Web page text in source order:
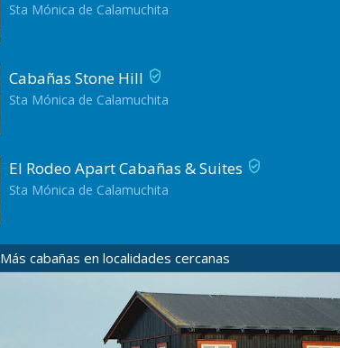
Sta Mónica de Calamuchita
Cabañas Stone Hill
Sta Mónica de Calamuchita
El Rodeo Apart Cabañas & Suites
Sta Mónica de Calamuchita
Más cabañas en localidades cercanas